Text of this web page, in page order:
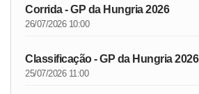
Corrida - GP da Hungria 2026
26/07/2026 10:00
Classificação - GP da Hungria 2026
25/07/2026 11:00